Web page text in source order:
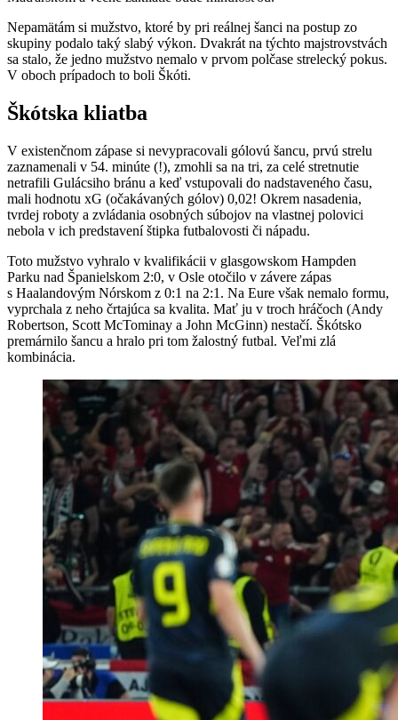
Nepamätám si mužstvo, ktoré by pri reálnej šanci na postup zo
skupiny podalo taký slabý výkon. Dvakrát na týchto majstrovstvách
sa stalo, že jedno mužstvo nemalo v prvom polčase strelecký pokus.
V oboch prípadoch to boli Škóti.
Škótska kliatba
V existenčnom zápase si nevypracovali gólovú šancu, prvú strelu
zaznamenali v 54. minúte (!), zmohli sa na tri, za celé stretnutie
netrafili Gulácsiho bránu a keď vstupovali do nadstaveného času,
mali hodnotu xG (očakávaných gólov) 0,02! Okrem nasadenia,
tvrdej roboty a zvládania osobných súbojov na vlastnej polovici
nebola v ich predstavení štipka futbalovosti či nápadu.
Toto mužstvo vyhralo v kvalifikácii v glasgowskom Hampden
Parku nad Španielskom 2:0, v Osle otočilo v závere zápas
s Haalandovým Nórskom z 0:1 na 2:1. Na Eure však nemalo formu,
vyprchala z neho črtajúca sa kvalita. Mať ju v troch hráčoch (Andy
Robertson, Scott McTominay a John McGinn) nestačí. Škótsko
premárnilo šancu a hralo pri tom žalostný futbal. Veľmi zlá
kombinácia.